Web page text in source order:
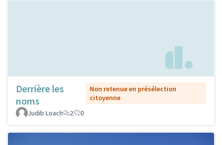
Derrière les
noms
Non retenue en présélection
citoyenne
Judib Loach
2 0